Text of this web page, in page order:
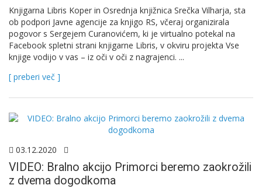
Knjigarna Libris Koper in Osrednja knjižnica Srečka Vilharja, sta
ob podpori Javne agencije za knjigo RS, včeraj organizirala
pogovor s Sergejem Curanovićem, ki je virtualno potekal na
Facebook spletni strani knjigarne Libris, v okviru projekta Vse
knjige vodijo v vas – iz oči v oči z nagrajenci. ...
[ preberi več ]
03.12.2020
VIDEO: Bralno akcijo Primorci beremo zaokrožili
z dvema dogodkoma